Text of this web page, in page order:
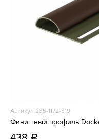
Артикул 235-1172-319
Финишный профиль